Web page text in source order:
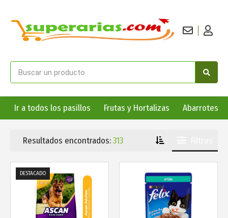
Ir a todos los pasillos Frutas y Hortalizas Abarrotes
Resultados encontrados:313
DESTACADO
Más info Más info